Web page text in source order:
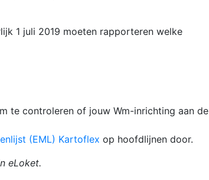
1 juli 2019 moeten rapporteren welke
te controleren of jouw Wm-inrichting aan de
(EML) Kartoflex op hoofdlijnen door.
eLoket.